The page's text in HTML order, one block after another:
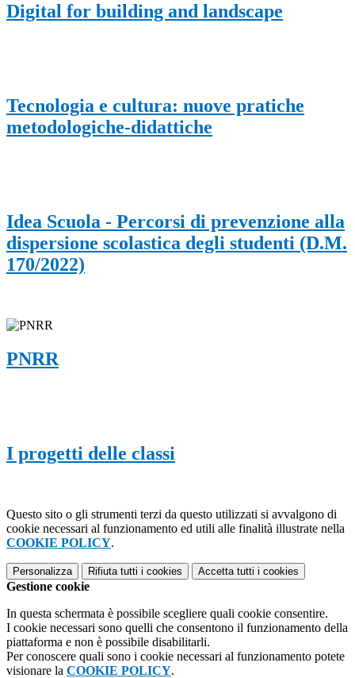
Digital for building and landscape
Tecnologia e cultura: nuove pratiche
metodologiche-didattiche
Idea Scuola - Percorsi di prevenzione alla
dispersione scolastica degli studenti (D.M.
170/2022)
PNRR
I progetti delle classi
Questo sito o gli strumenti terzi da questo utilizzati si avvalgono di
cookie necessari al funzionamento ed utili alle finalità illustrate nella
COOKIE POLICY.
Personalizza Rifiuta tutti i cookies Accetta tutti i cookies
Gestione cookie
In questa schermata è possibile scegliere quali cookie consentire.
I cookie necessari sono quelli che consentono il funzionamento della
piattaforma e non è possibile disabilitarli.
Per conoscere quali sono i cookie necessari al funzionamento potete
visionare la COOKIE POLICY.